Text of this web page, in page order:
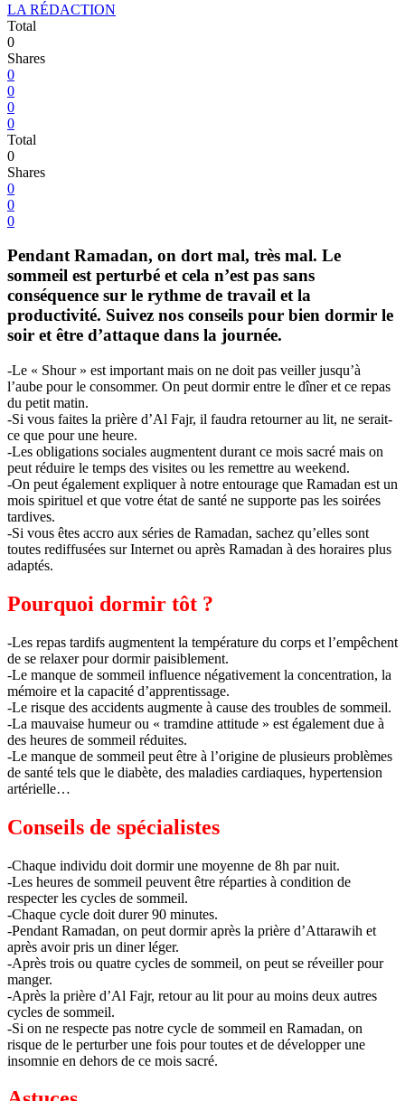
LA RÉDACTION
Total
0
Shares
0
0
0
0
Total
0
Shares
0
0
0
Pendant Ramadan, on dort mal, très mal. Le
sommeil est perturbé et cela n’est pas sans
conséquence sur le rythme de travail et la
productivité. Suivez nos conseils pour bien dormir le
soir et être d’attaque dans la journée.
-Le « Shour » est important mais on ne doit pas veiller jusqu’à
l’aube pour le consommer. On peut dormir entre le dîner et ce repas
du petit matin.
-Si vous faites la prière d’Al Fajr, il faudra retourner au lit, ne serait-
ce que pour une heure.
-Les obligations sociales augmentent durant ce mois sacré mais on
peut réduire le temps des visites ou les remettre au weekend.
-On peut également expliquer à notre entourage que Ramadan est un
mois spirituel et que votre état de santé ne supporte pas les soirées
tardives.
-Si vous êtes accro aux séries de Ramadan, sachez qu’elles sont
toutes rediffusées sur Internet ou après Ramadan à des horaires plus
adaptés.
Pourquoi dormir tôt ?
-Les repas tardifs augmentent la température du corps et l’empêchent
de se relaxer pour dormir paisiblement.
-Le manque de sommeil influence négativement la concentration, la
mémoire et la capacité d’apprentissage.
-Le risque des accidents augmente à cause des troubles de sommeil.
-La mauvaise humeur ou « tramdine attitude » est également due à
des heures de sommeil réduites.
-Le manque de sommeil peut être à l’origine de plusieurs problèmes
de santé tels que le diabète, des maladies cardiaques, hypertension
artérielle…
Conseils de spécialistes
-Chaque individu doit dormir une moyenne de 8h par nuit.
-Les heures de sommeil peuvent être réparties à condition de
respecter les cycles de sommeil.
-Chaque cycle doit durer 90 minutes.
-Pendant Ramadan, on peut dormir après la prière d’Attarawih et
après avoir pris un diner léger.
-Après trois ou quatre cycles de sommeil, on peut se réveiller pour
manger.
-Après la prière d’Al Fajr, retour au lit pour au moins deux autres
cycles de sommeil.
-Si on ne respecte pas notre cycle de sommeil en Ramadan, on
risque de le perturber une fois pour toutes et de développer une
insomnie en dehors de ce mois sacré.